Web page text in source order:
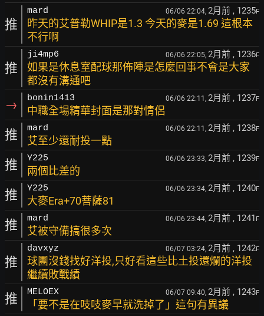
推
mard 06/06 22:04, 2月前 , 1235F
昨天的艾普勒WHIP是1.3 今天的麥是1.69 這根本
不行啊
推
ji4mp6 06/06 22:05, 2月前 , 1236F
如果是休息室配球那佈陣是怎麼回事不會是大家
都沒有溝通吧
→ bonin1413 06/06 22:11, 2月前 , 1237F
中職全場精華封面是那對情侶
推 mard 06/06 22:11, 2月前 , 1238F
艾至少還耐投一點
推 Y225 06/06 23:33, 2月前 , 1239F
兩個比差的
推 Y225 06/06 23:34, 2月前 , 1240F
大麥Era+70菩薩81
推 mard 06/06 23:44, 2月前 , 1241 F
艾被守備搞很多次
推
davxyz 06/07 03:24, 2月前 , 1242F
球團沒錢找好洋投,只好看這些比土投還爛的洋投
繼續敗戰績
推 MELOEX 06/07 09:40, 2月前 , 1243F
「要不是在吱吱麥早就洗掉了」這句有異議